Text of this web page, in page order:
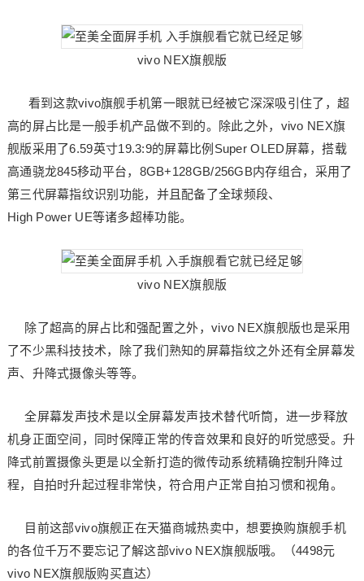
vivo NEX旗舰版
看到这款vivo旗舰手机第一眼就已经被它深深吸引住了，超
高的屏占比是一般手机产品做不到的。除此之外，vivo NEX旗
舰版采用了6.59英寸19.3:9的屏幕比例Super OLED屏幕，搭载
高通骁龙845移动平台，8GB+128GB/256GB内存组合，采用了
第三代屏幕指纹识别功能，并且配备了全球频段、
High Power UE等诸多超棒功能。
vivo NEX旗舰版
除了超高的屏占比和强配置之外，vivo NEX旗舰版也是采用
了不少黑科技技术，除了我们熟知的屏幕指纹之外还有全屏幕发
声、升降式摄像头等等。
全屏幕发声技术是以全屏幕发声技术替代听筒，进一步释放
机身正面空间，同时保障正常的传音效果和良好的听觉感受。升
降式前置摄像头更是以全新打造的微传动系统精确控制升降过
程，自拍时升起过程非常快，符合用户正常自拍习惯和视角。
目前这部vivo旗舰正在天猫商城热卖中，想要换购旗舰手机
的各位千万不要忘记了解这部vivo NEX旗舰版哦。（4498元
vivo NEX旗舰版购买直达）